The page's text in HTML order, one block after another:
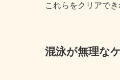
これらをクリアで
混泳が無理な